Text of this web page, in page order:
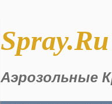
Spray.Ru
Аэрозольные